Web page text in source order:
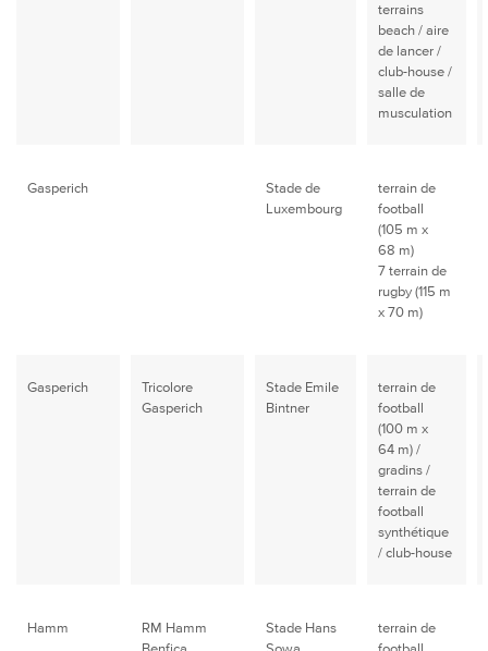
terrains
beach / aire
de lancer /
club-house /
salle de
musculation
Gasperich
Stade de
Luxembourg
terrain de
football
(105 m x
68 m)
7 terrain de
rugby (115 m
x 70 m)
Gasperich
Tricolore
Gasperich
Stade Emile
Bintner
terrain de
football
(100 m x
64 m) /
gradins /
terrain de
football
synthétique
/ club-house
Hamm
RM Hamm
Stade Hans
terrain de